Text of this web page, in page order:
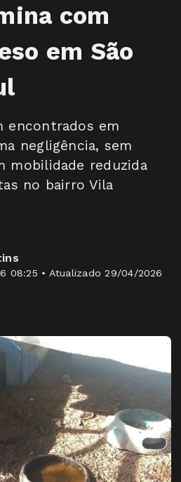
com
em São
encontrados em
negligência, sem
mobilidade reduzida
no bairro Vila
08:25 • Atualizado 29/04/2026